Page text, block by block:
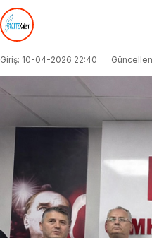
Giriş: 10-04-2026 22:40